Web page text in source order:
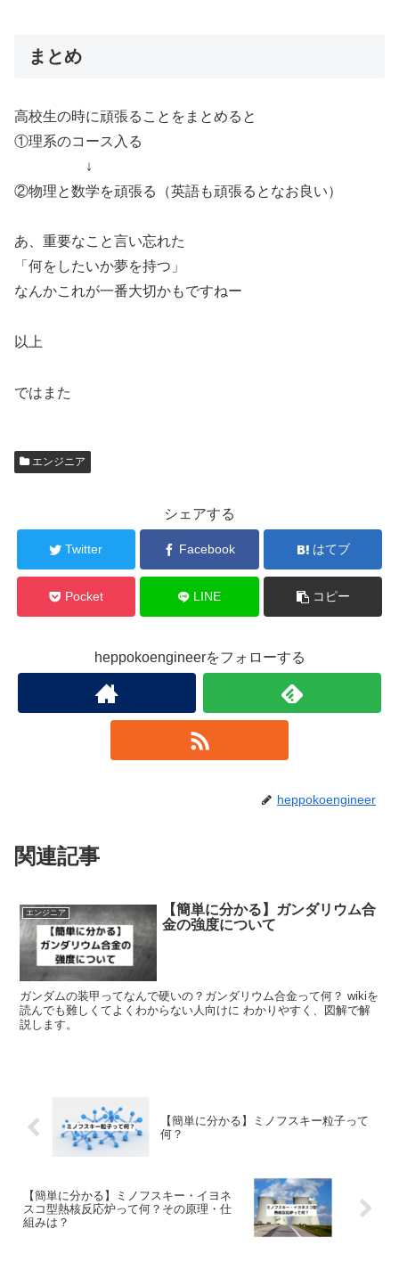
まとめ
高校生の時に頑張ることをまとめると
①理系のコース入る
↓
②物理と数学を頑張る（英語も頑張るとなお良い）
あ、重要なこと言い忘れた
「何をしたいか夢を持つ」
なんかこれが一番大切かもですねー
以上
ではまた
エンジニア
シェアする
Twitter Facebook はてブ
Pocket LINE コピー
heppokoengineerをフォローする
heppokoengineer
関連記事
エンジニア
【簡単に分かる】ガンダリウム合
金の強度について
ガンダムの装甲ってなんで硬いの？ガンダリウム合金って何？ wikiを
読んでも難しくてよくわからない人向けに わかりやすく、図解で解
説します。
【簡単に分かる】ミノフスキー粒子って
何？
【簡単に分かる】ミノフスキー・イヨネ
スコ型熱核反応炉って何？その原理・仕
組みは？